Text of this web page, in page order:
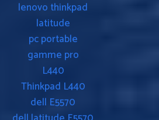
lenovo thinkpad
latitude
pc portable
gamme pro
L440
Thinkpad L440
dell E5570